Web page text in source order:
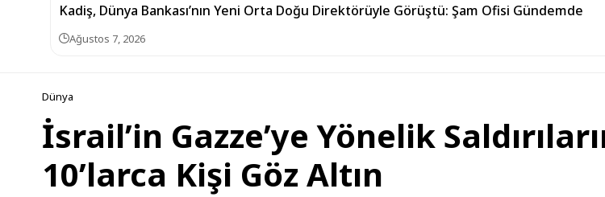
Kadiş, Dünya Bankası’nın Yeni Orta Doğu Direktörüyle Görüştü: Şam Ofisi Gündemde
Ağustos 7, 2026
Dünya
İsrail’in Gazze’ye Yönelik
10’larca Kişi Göz Altın